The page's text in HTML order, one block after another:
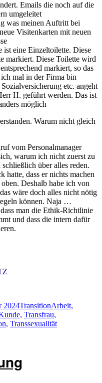
Emails die noch auf die
umgeleitet
was meinen Auftritt bei
Visitenkarten mit neuen
ist eine Einzeltoilette. Diese
markiert. Diese Toilette wird
markiert, so das
mal in der Firma bin
etc. angeht
H. geführt werden. Das ist
möglich
Warum nicht gleich
vom Personalmanager
warum ich nicht zuerst zu
über alles reden.
hatte, dass er nichts machen
Deshalb habe ich von
wäre doch alles nicht nötig
können. Naja …
man die Ethik-Richtlinie
und dass die intern dafür
2024Kategorien
TransitionSchlagwörter
Arbeit,
, Transfrau,
, Transsexualität